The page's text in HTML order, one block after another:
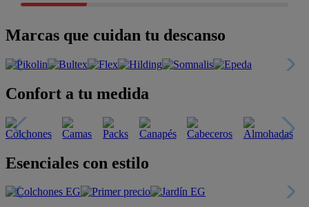
Marcas que cuidan tu descanso
Confort a tu medida
Esenciales con estilo